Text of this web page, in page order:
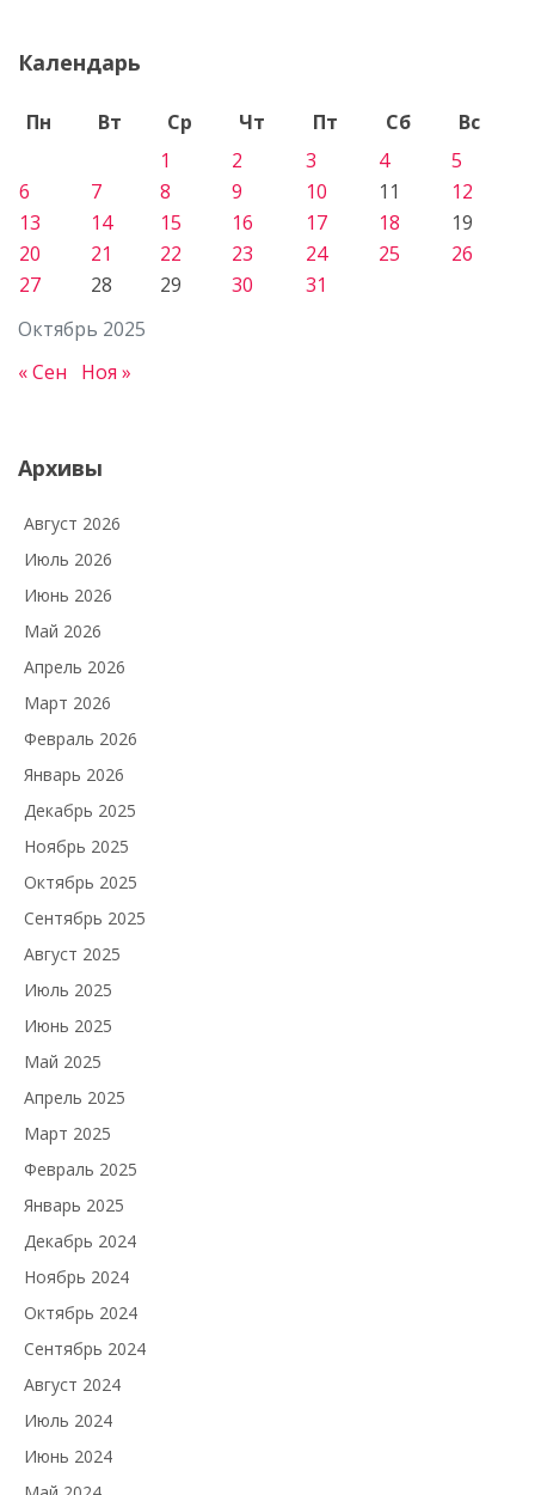
Календарь
Октябрь 2025
Пн Вт Ср Чт Пт Сб
Вс
1
2 3 4
5
6
7 8 9 10 11
12
13
14 15 16 17 18
19
20
21 22 23 24 25
26
27
28 29 30 31
« Сен Ноя »
Архивы
Август 2026
Июль 2026
Июнь 2026
Май 2026
Апрель 2026
Март 2026
Февраль 2026
Январь 2026
Декабрь 2025
Ноябрь 2025
Октябрь 2025
Сентябрь 2025
Август 2025
Июль 2025
Июнь 2025
Май 2025
Апрель 2025
Март 2025
Февраль 2025
Январь 2025
Декабрь 2024
Ноябрь 2024
Октябрь 2024
Сентябрь 2024
Август 2024
Июль 2024
Июнь 2024